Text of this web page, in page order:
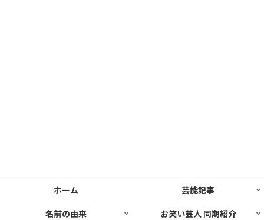
ホーム
芸能記事
名前の由来
お笑い芸人 同期紹介